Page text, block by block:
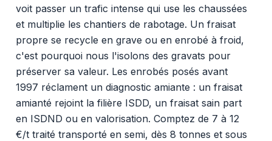
voit passer un trafic intense qui use les chaussées
et multiplie les chantiers de rabotage. Un fraisat
propre se recycle en grave ou en enrobé à froid,
c'est pourquoi nous l'isolons des gravats pour
préserver sa valeur. Les enrobés posés avant
1997 réclament un diagnostic amiante : un fraisat
amianté rejoint la filière ISDD, un fraisat sain part
en ISDND ou en valorisation. Comptez de 7 à 12
€/t traité transporté en semi, dès 8 tonnes et sous